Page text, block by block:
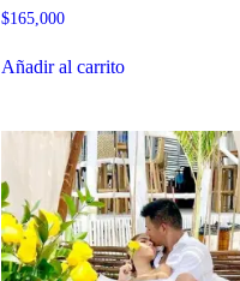
$165,000
Añadir al carrito